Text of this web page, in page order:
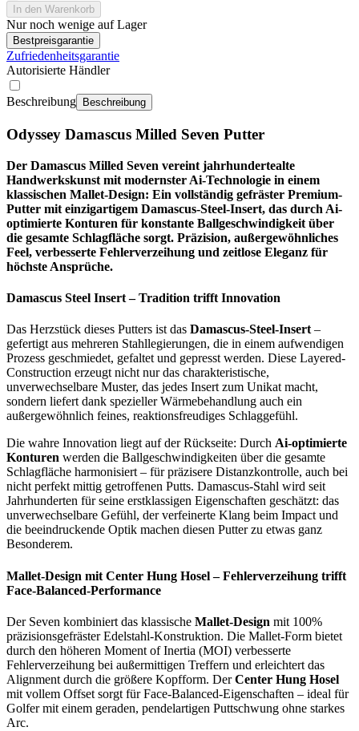
In den Warenkorb
Nur noch wenige auf Lager
Bestpreisgarantie
Zufriedenheitsgarantie
Autorisierte Händler
Beschreibung Beschreibung
Odyssey Damascus Milled Seven Putter
Der Damascus Milled Seven vereint jahrhundertealte
Handwerkskunst mit modernster Ai-Technologie in einem
klassischen Mallet-Design: Ein vollständig gefräster Premium-
Putter mit einzigartigem Damascus-Steel-Insert, das durch Ai-
optimierte Konturen für konstante Ballgeschwindigkeit über
die gesamte Schlagfläche sorgt. Präzision, außergewöhnliches
Feel, verbesserte Fehlerverzeihung und zeitlose Eleganz für
höchste Ansprüche.
Damascus Steel Insert – Tradition trifft Innovation
Das Herzstück dieses Putters ist das Damascus-Steel-Insert–
gefertigt aus mehreren Stahllegierungen, die in einem aufwendigen
Prozess geschmiedet, gefaltet und gepresst werden. Diese Layered-
Construction erzeugt nicht nur das charakteristische,
unverwechselbare Muster, das jedes Insert zum Unikat macht,
sondern liefert dank spezieller Wärmebehandlung auch ein
außergewöhnlich feines, reaktionsfreudiges Schlaggefühl.
Die wahre Innovation liegt auf der Rückseite: Durch Ai-optimierte
Konturen werden die Ballgeschwindigkeiten über die gesamte
Schlagfläche harmonisiert – für präzisere Distanzkontrolle, auch bei
nicht perfekt mittig getroffenen Putts. Damascus-Stahl wird seit
Jahrhunderten für seine erstklassigen Eigenschaften geschätzt: das
unverwechselbare Gefühl, der verfeinerte Klang beim Impact und
die beeindruckende Optik machen diesen Putter zu etwas ganz
Besonderem.
Mallet-Design mit Center Hung Hosel – Fehlerverzeihung trifft
Face-Balanced-Performance
Der Seven kombiniert das klassische Mallet-Design mit 100%
präzisionsgefräster Edelstahl-Konstruktion. Die Mallet-Form bietet
durch den höheren Moment of Inertia (MOI) verbesserte
Fehlerverzeihung bei außermittigen Treffern und erleichtert das
Alignment durch die größere Kopfform. DerCenter Hung Hosel
mit vollem Offset sorgt für Face-Balanced-Eigenschaften – ideal für
Golfer mit einem geraden, pendelartigen Puttschwung ohne starkes
Arc.